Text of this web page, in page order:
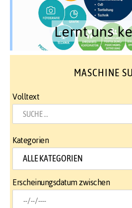
Lernt uns
MASCHINE
Volltext
Kategorien
Erscheinungsdatum zwischen